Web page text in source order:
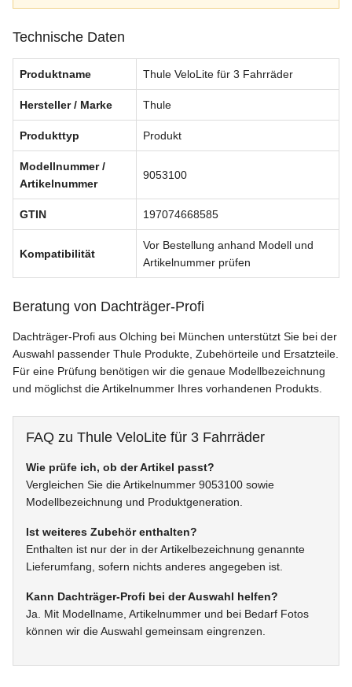
Technische Daten
Produktname Thule VeloLite für 3 Fahrräder
Hersteller / Marke Thule
Produkttyp Produkt
Modellnummer /
Artikelnummer
9053100
GTIN 197074668585
Kompatibilität
Vor Bestellung anhand Modell und
Artikelnummer prüfen
Beratung von Dachträger-Profi
Dachträger-Profi aus Olching bei München unterstützt Sie bei der
Auswahl passender Thule Produkte, Zubehörteile und Ersatzteile.
Für eine Prüfung benötigen wir die genaue Modellbezeichnung
und möglichst die Artikelnummer Ihres vorhandenen Produkts.
FAQ zu Thule VeloLite für 3 Fahrräder
Wie prüfe ich, ob der Artikel passt?
Vergleichen Sie die Artikelnummer 9053100 sowie
Modellbezeichnung und Produktgeneration.
Ist weiteres Zubehör enthalten?
Enthalten ist nur der in der Artikelbezeichnung genannte
Lieferumfang, sofern nichts anderes angegeben ist.
Kann Dachträger-Profi bei der Auswahl helfen?
Ja. Mit Modellname, Artikelnummer und bei Bedarf Fotos
können wir die Auswahl gemeinsam eingrenzen.